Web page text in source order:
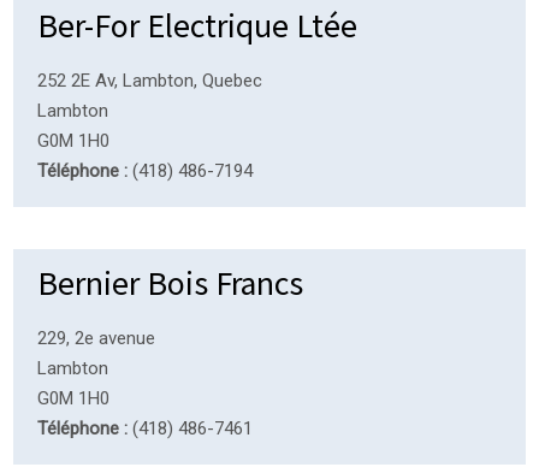
Ber-For Electrique Ltée
252 2E Av, Lambton, Quebec
Lambton
G0M 1H0
Téléphone : (418) 486-7194
Bernier Bois Francs
229, 2e avenue
Lambton
G0M 1H0
Téléphone : (418) 486-7461